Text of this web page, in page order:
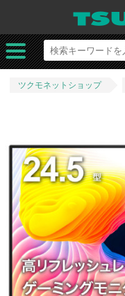
ツクモネットショップ